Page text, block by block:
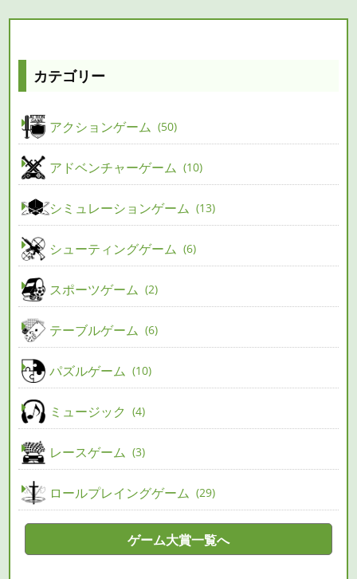
カテゴリー
アクションゲーム 50
アドベンチャーゲーム 10
シミュレーションゲーム 13
シューティングゲーム 6
スポーツゲーム 2
テーブルゲーム 6
パズルゲーム 10
ミュージック 4
レースゲーム 3
ロールプレイングゲーム 29
ゲーム大賞一覧へ